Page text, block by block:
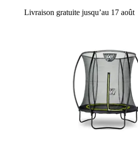
Livraison gratuite jusqu’au 17 août